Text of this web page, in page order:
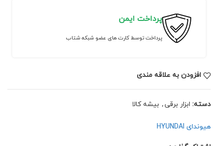
پرداخت ایمن
پرداخت توسط کارت های عضو شبکه شتاب
افزودن به علاقه مندی
دسته: ابزار برقی, بیشه کالا
هیوندای HYUNDAI